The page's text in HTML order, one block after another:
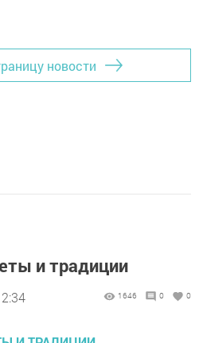
новости
и традиции
1646 0 0